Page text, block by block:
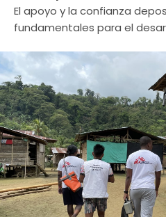
El apoyo y la confianza
fundamentales para el